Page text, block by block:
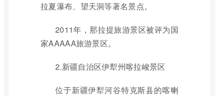
拉夏瀑布、望天洞等著名景点。
2011年，那拉提旅游景区被评为国
家AAAAA旅游景区。
2.新疆自治区伊犁州喀拉峻景区
位于新疆伊犁河谷特克斯县的喀喇